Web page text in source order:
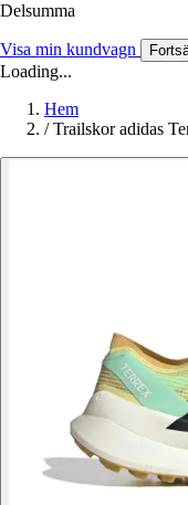
Delsumma
Visa min kundvagn
Loading...
Hem
/ Trailskor adidas